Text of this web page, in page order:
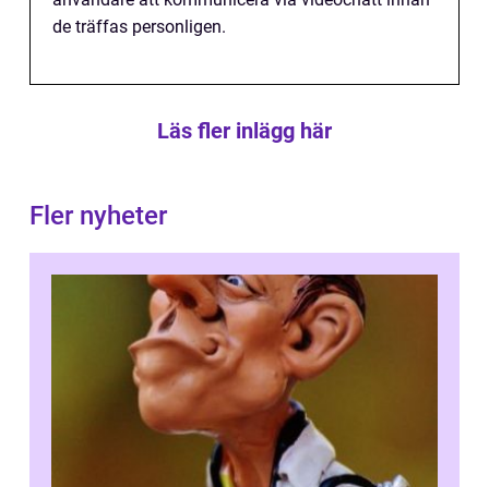
de träffas personligen.
Läs fler inlägg här
Fler nyheter